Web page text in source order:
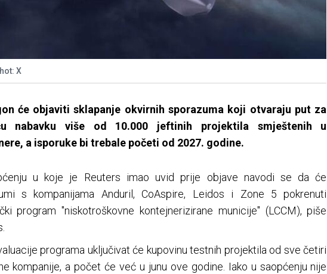
X
će objaviti sklapanje okvirnih sporazuma koji otvaraju put za
nabavku više od 10.000 jeftinih projektila smještenih u
a isporuke bi trebale početi od 2027. godine.
u koje je Reuters imao uvid prije objave navodi se da će
s kompanijama Anduril, CoAspire, Leidos i Zone 5 pokrenuti
program "niskotroškovne kontejnerizirane municije" (LCCM), piše
programa uključivat će kupovinu testnih projektila od sve četiri
kompanije, a počet će već u junu ove godine. Iako u saopćenju nije